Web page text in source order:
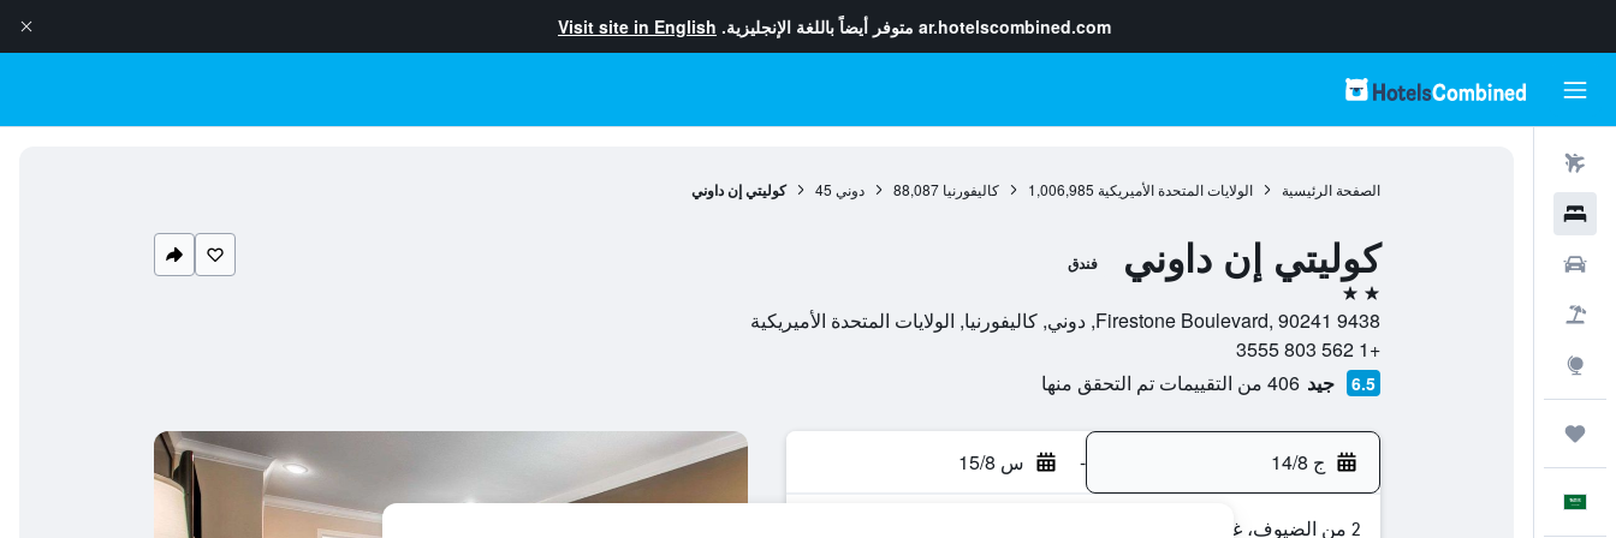
ar.hotelscombined.com متوفر أيضاً باللغة الإنجليزية. Visit site in English
الصفحة الرئيسية الولايات المتحدة الأميريكية 1,006,985 كاليفورنيا 88,087 دوني 45 كوليتي إن داوني
كوليتي إن داوني فندق
2 نجمتين
9438 Firestone Boulevard, 90241, دوني, كاليفورنيا, الولايات المتحدة الأميريكية
+1 562 803 3555
6.5 جيد 406 من التقييمات تم التحقق منها
ج 14/8 - س 15/8
2 من الضيوف، غرفة واحدة